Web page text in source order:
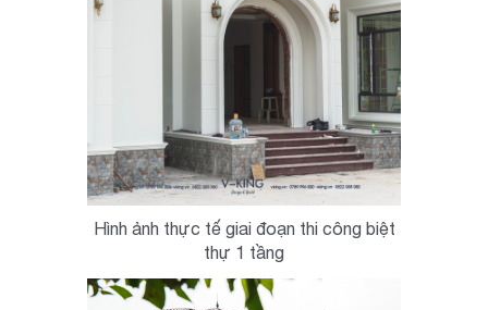
Hình ảnh thực tế giai đoạn thi công biệt
thự 1 tầng